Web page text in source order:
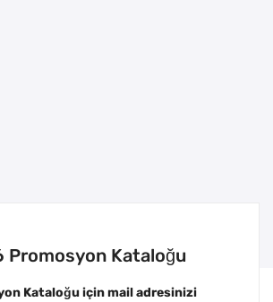
Promosyon Kataloğu
Kataloğu için mail adresinizi